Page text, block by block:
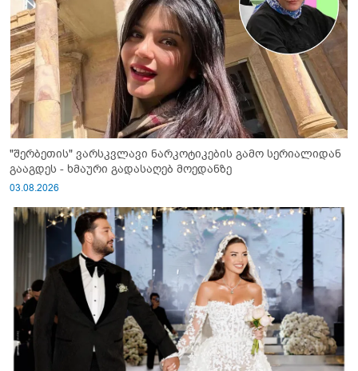
"შერბეთის" ვარსკვლავი ნარკოტიკების გამო სერიალიდან
გააგდეს - ხმაური გადასაღებ მოედანზე
03.08.2026